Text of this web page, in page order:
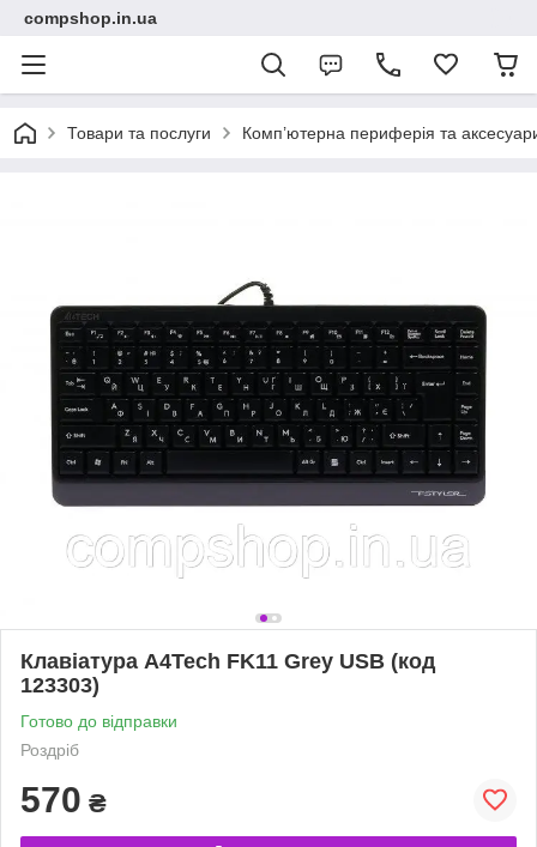
compshop.in.ua
Товари та послуги Комп’ютерна периферія та
Клавіатура A4Tech FK11 Grey USB (код
123303)
Готово до відправки
Роздріб
570 ₴